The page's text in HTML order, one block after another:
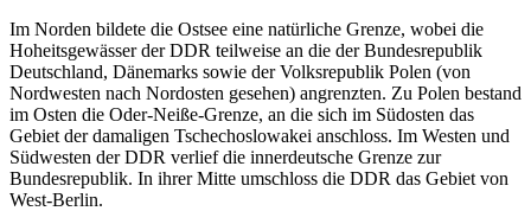
Im Norden bildete die Ostsee eine natürliche Grenze, wobei die
Hoheitsgewässer der DDR teilweise an die der Bundesrepublik
Deutschland, Dänemarks sowie der Volksrepublik Polen (von
Nordwesten nach Nordosten gesehen) angrenzten. Zu Polen bestand
im Osten die Oder-Neiße-Grenze, an die sich im Südosten das
Gebiet der damaligen Tschechoslowakei anschloss. Im Westen und
Südwesten der DDR verlief die innerdeutsche Grenze zur
Bundesrepublik. In ihrer Mitte umschloss die DDR das Gebiet von
West-Berlin.